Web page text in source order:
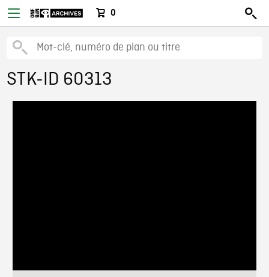
0
STK-ID 60313